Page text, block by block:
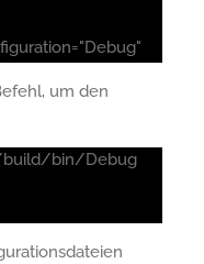
um den
build/bin/Debug